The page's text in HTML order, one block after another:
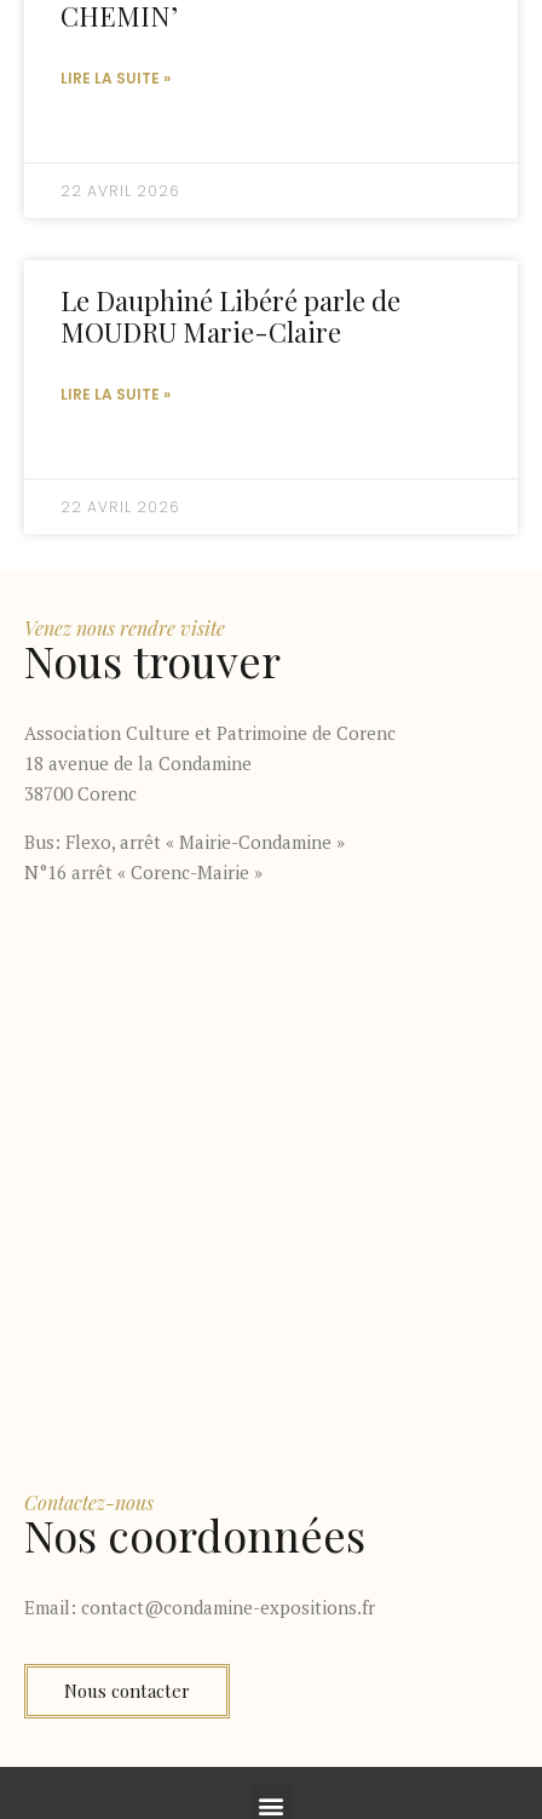
CHEMIN’
LIRE LA SUITE »
22 AVRIL 2026
Le Dauphiné Libéré parle de
MOUDRU Marie-Claire​
LIRE LA SUITE »
22 AVRIL 2026
Venez nous rendre visite
Nous trouver
Association Culture et Patrimoine de Corenc
18 avenue de la Condamine
38700 Corenc
Bus: Flexo, arrêt « Mairie-Condamine »
N°16 arrêt « Corenc-Mairie »
Contactez-nous
Nos coordonnées
Email: contact@condamine-expositions.fr
Nous contacter